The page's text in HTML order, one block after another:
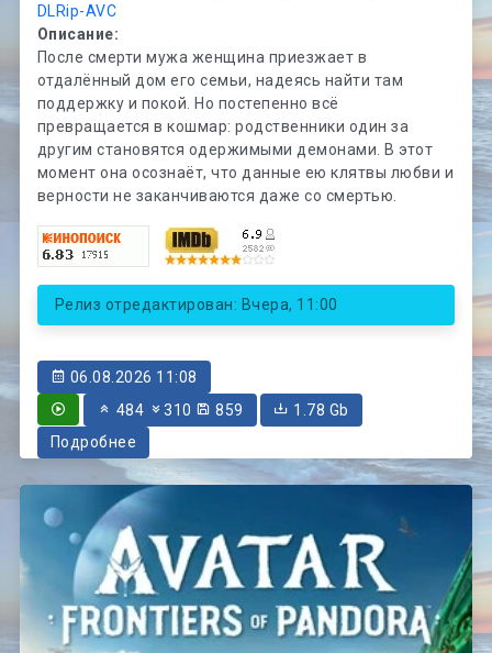
DLRip-AVC
Описание:
После смерти мужа женщина приезжает в
отдалённый дом его семьи, надеясь найти там
поддержку и покой. Но постепенно всё
превращается в кошмар: родственники один за
другим становятся одержимыми демонами. В этот
момент она осознаёт, что данные ею клятвы любви и
верности не заканчиваются даже со смертью.
Релиз отредактирован: Вчера, 11:00
06.08.2026 11:08
484
310 859
1.78 Gb
Подробнее